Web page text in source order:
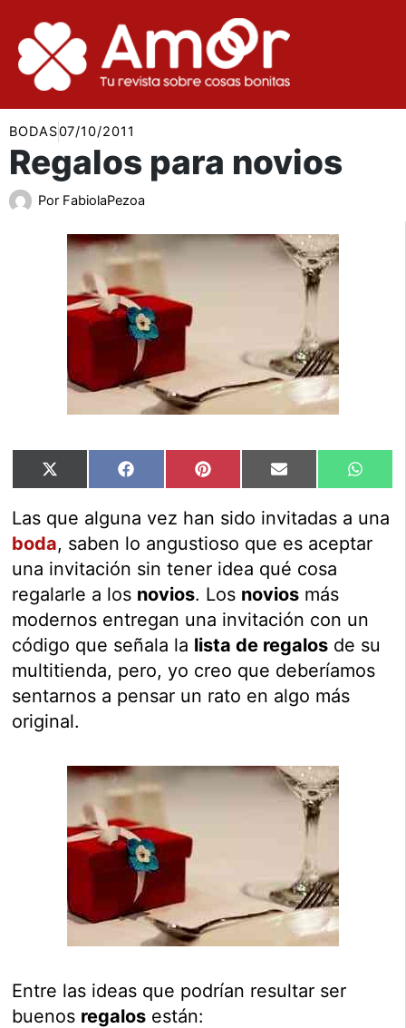
contenido
BODAS07/10/2011
Regalos para novios
Por FabiolaPezoa
Compartir
en
X
(Twitter)
Compartir
en
Facebook Compartir
en
Pinterest Compartir
en
Email
en
Las que alguna vez han sido invitadas a una
boda, saben lo angustioso que es aceptar
una invitación sin tener idea qué cosa
regalarle a los novios. Los novios más
modernos entregan una invitación con un
código que señala la lista de regalos de su
multitienda, pero, yo creo que deberíamos
sentarnos a pensar un rato en algo más
original.
Entre las ideas que podrían resultar ser
buenos regalos están: